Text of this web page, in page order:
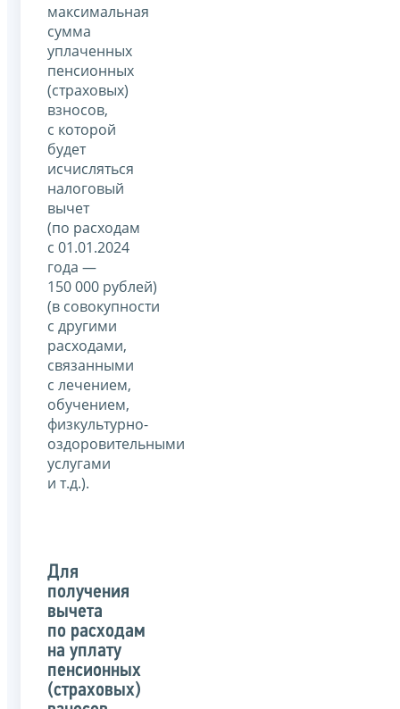
максимальная
сумма
уплаченных
пенсионных
(страховых)
взносов,
с которой
будет
исчисляться
налоговый
вычет
(по расходам
с 01.01.2024
года —
150 000 рублей)
(в совокупности
с другими
расходами,
связанными
с лечением,
обучением,
физкультурно-
оздоровительными
услугами
и т.д.).
Для
получения
вычета
по расходам
на уплату
пенсионных
(страховых)